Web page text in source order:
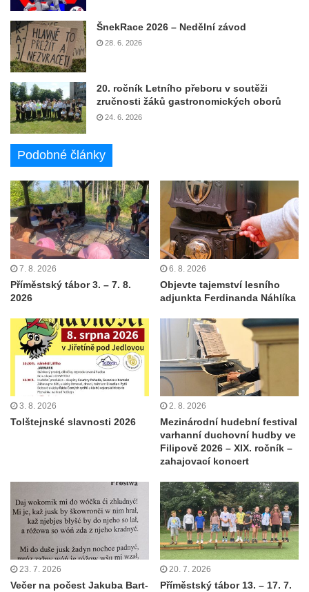
ŠnekRace 2026 – Nedělní závod
28. 6. 2026
20. ročník Letního přeboru v soutěži
zručnosti žáků gastronomických oborů
24. 6. 2026
Podobné články
7. 8. 2026
Příměstský tábor 3. – 7. 8.
2026
6. 8. 2026
Objevte tajemství lesního
adjunkta Ferdinanda Náhlíka
3. 8. 2026
Tolštejnské slavnosti 2026
2. 8. 2026
Mezinárodní hudební festival
varhanní duchovní hudby ve
Filipově 2026 – XIX. ročník –
zahajovací koncert
23. 7. 2026
Večer na počest Jakuba Bart-
20. 7. 2026
Příměstský tábor 13. – 17. 7.